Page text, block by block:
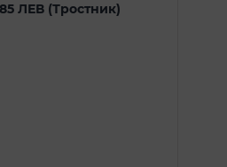
ЛЕВ (Тростник)